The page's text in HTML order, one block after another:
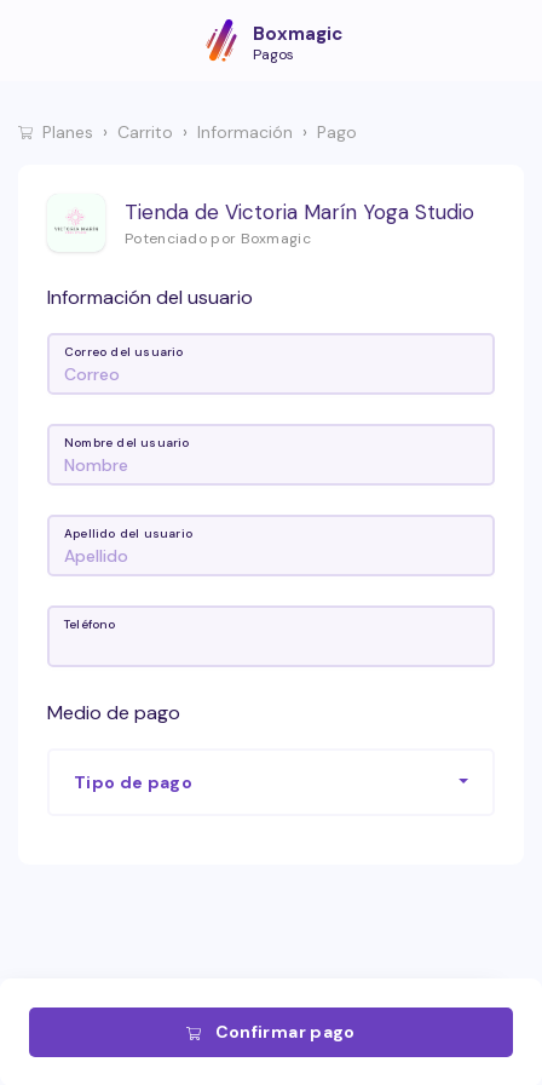
Boxmagic
Pagos
Planes Carrito Información Pago
Tienda de Victoria Marín Yoga Studio
Potenciado por Boxmagic
Información del usuario
Correo del usuario
Nombre del usuario
Apellido del usuario
Teléfono
Medio de pago
Tipo de pago
Confirmar pago